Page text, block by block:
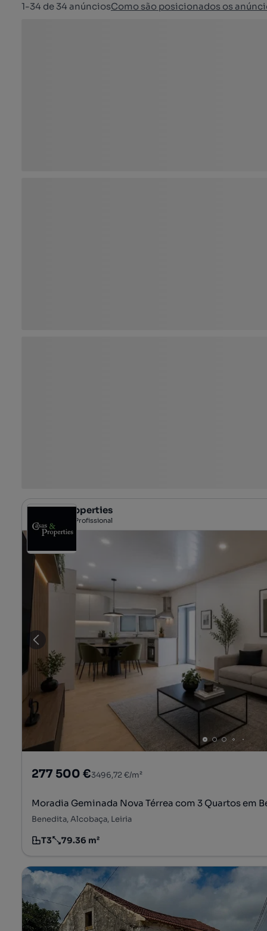
1-34 de 34 anúnciosComo são posicionados os
Casas & Properties
Profissional
277 500 €3496,72 €/m²
Moradia Geminada Nova Térrea com 3 Quartos em
Benedita, Alcobaça, Leiria
Tipologia
T3
Preço por metro quadrado
79.36 m²